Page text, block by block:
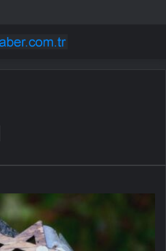
satmayacaklarını söyledi